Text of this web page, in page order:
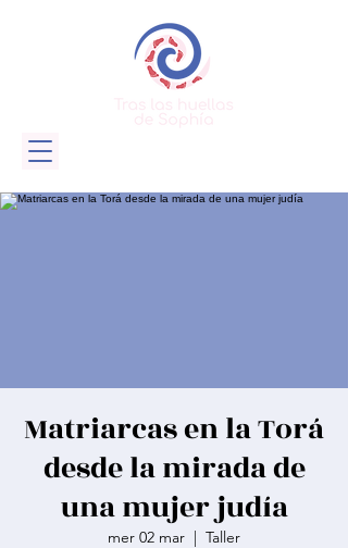
Matriarcas en la Torá
desde la mirada de
una mujer judía
mer 02 mar
  |
Taller